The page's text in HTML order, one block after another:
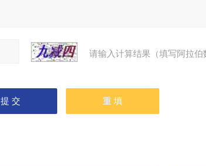
请输入计算结果（填写阿拉